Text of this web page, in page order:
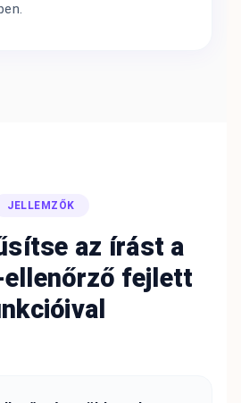
JELLEMZŐK
az írást a
fejlett